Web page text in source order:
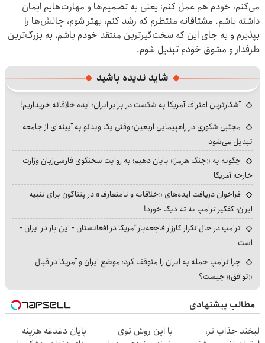
می‌کنم، خودم هم عمل کنم؛ یعنی به تصمیم‌ها و مهارت‌هایم ایمان
داشته باشم. مشتاقانه منتظرم که رشد کنم، بهتر شوم، چالش‌ها را
بپذیرم و به جای این که سخت‌گیرترین منتقد خودم باشم، به بزرگ‌ترین
طرفدار و مشوق خودم تبدیل شوم.
شاید ندیده باشید
آشکارترین اعتراف آمریکا به شکست در برابر ایران؛ ایده خلاقانه خریداریم!
مجتبی شکوری در راهپیمایی اربعین؛ وقتی یک ویدئو به آیینه‌ای از جامعه
تبدیل می‌شود
چگونه به «جنگ هرمز» پایان دهیم؛ به روایت سخنگوی فارسی‌زبان وزارت
خارجه آمریکا
فراخوان دریافت ایده‌های «خلاقانه و نامتعارف» در پنتاگون برای تنبیه
ایران؛ کفگیر ترامپ به ته دیگ خورد!
ترامپ در حال تکرار کارزار فاجعه‌بار آمریکا در افغانستان - این بار در ایران -
است
چرا ترامپ حمله به ایران را متوقف کرد؛ موضع ایران و آمریکا در قبال
«توافق» چیست؟
مطالب پیشنهادی
لبخند جذاب تر،
با این روش توی
پایان دغدغه هزینه